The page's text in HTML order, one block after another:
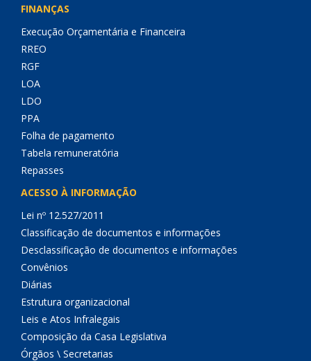
FINANÇAS
Execução Orçamentária e Financeira
RREO
RGF
LOA
LDO
PPA
Folha de pagamento
Tabela remuneratória
Repasses
ACESSO À INFORMAÇÃO
Lei nº 12.527/2011
Classificação de documentos e informações
Desclassificação de documentos e informações
Convênios
Diárias
Estrutura organizacional
Leis e Atos Infralegais
Composição da Casa Legislativa
Órgãos \ Secretarias